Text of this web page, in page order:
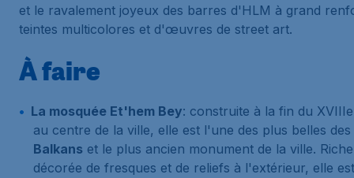
et le ravalement joyeux des barres d'HLM à grand
teintes multicolores et d'œuvres de street art.
À faire
La mosquée Et'hem Bey: construite à la fin du
au centre de la ville, elle est l'une des plus belles des
Balkans et le plus ancien monument de la ville.
décorée de fresques et de reliefs à l'extérieur, elle